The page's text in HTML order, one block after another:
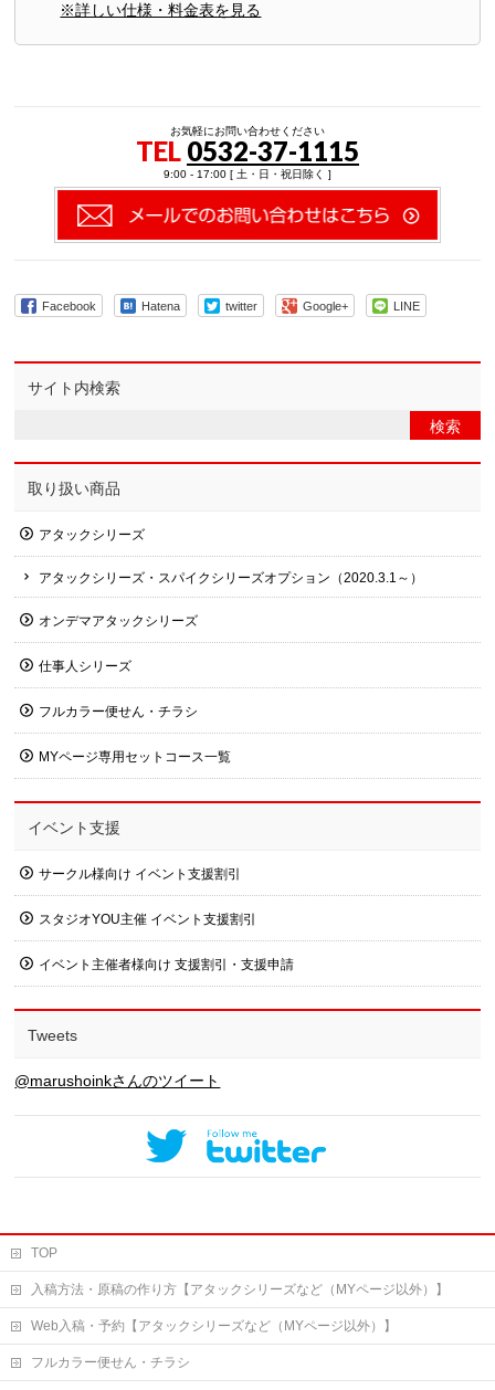
※詳しい仕様・料金表を見る
お気軽にお問い合わせください
TEL 0532-37-1115
9:00 - 17:00 [ 土・日・祝日除く ]
Facebook Hatena twitter Google+ LINE
サイト内検索
取り扱い商品
アタックシリーズ
アタックシリーズ・スパイクシリーズオプション（2020.3.1～）
オンデマアタックシリーズ
仕事人シリーズ
フルカラー便せん・チラシ
MYページ専用セットコース一覧
イベント支援
サークル様向け イベント支援割引
スタジオYOU主催 イベント支援割引
イベント主催者様向け 支援割引・支援申請
Tweets
@marushoinkさんのツイート
TOP
入稿方法・原稿の作り方【アタックシリーズなど（MYページ以外）】
Web入稿・予約【アタックシリーズなど（MYページ以外）】
フルカラー便せん・チラシ